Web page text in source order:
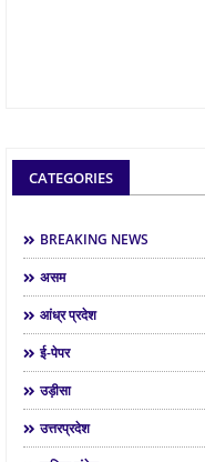
CATEGORIES
BREAKING NEWS
असम
आंध्र प्रदेश
ई-पेपर
उड़ीसा
उत्तरप्रदेश